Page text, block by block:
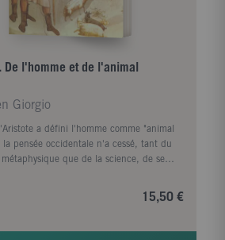
De l'homme et de l'animal
Giorgio
a défini l'homme comme "animal
la pensée occidentale n'a cessé, tant du
que de la science, de se
humanité. Après avoir passé en revue
15,50 €